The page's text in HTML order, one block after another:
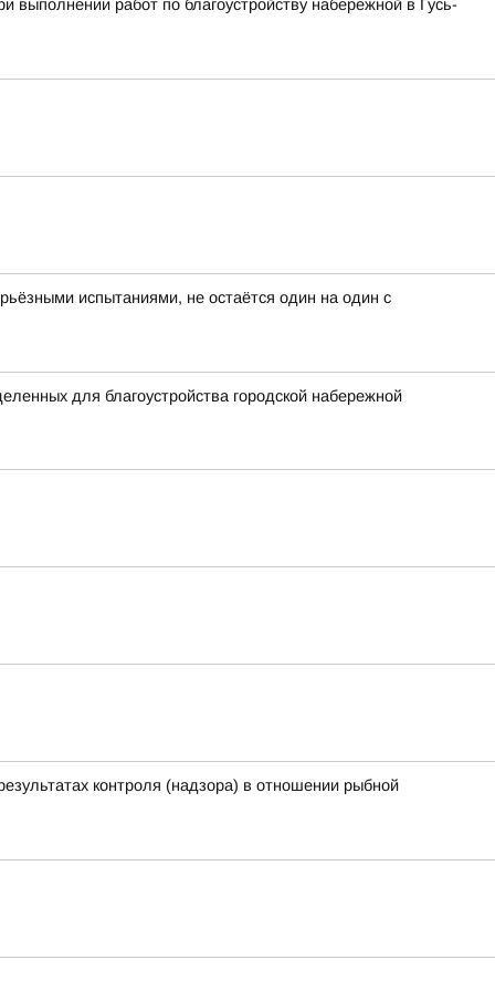
работ по благоустройству набережной в Гусь-
испытаниями, не остаётся один на один с
для благоустройства городской набережной
контроля (надзора) в отношении рыбной